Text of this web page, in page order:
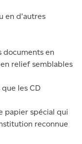
en d'autres
documents en
relief semblables
les CD
papier spécial qui
reconnue